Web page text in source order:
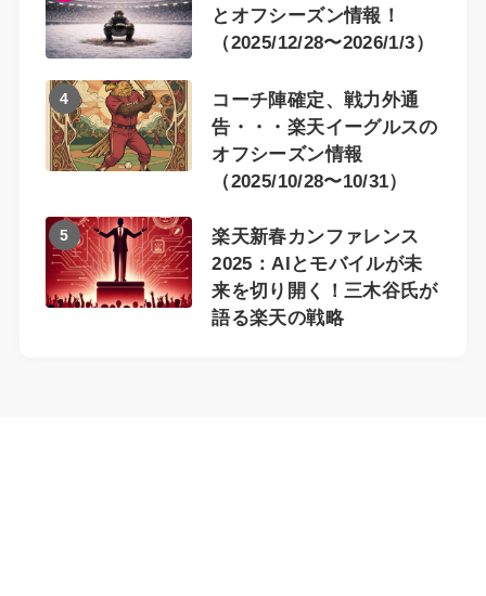
とオフシーズン情報！
（2025/12/28〜2026/1/3）
4
コーチ陣確定、戦力外通
告・・・楽天イーグルスの
オフシーズン情報
（2025/10/28〜10/31）
5
楽天新春カンファレンス
2025：AIとモバイルが未
来を切り開く！三木谷氏が
語る楽天の戦略